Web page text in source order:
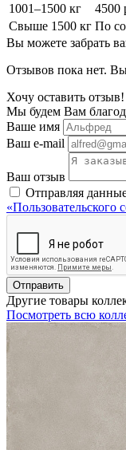
1001–1500 кг
4500
Свыше 1500 кг По
Вы можете забрать
Отзывов пока нет.
Хочу оставить отзыв!
Мы будем Вам
Ваше имя
Ваш e-mail
Ваш отзыв
Отправляя
«Пользовательского
Отправить
Другие товары
Посмотреть всю